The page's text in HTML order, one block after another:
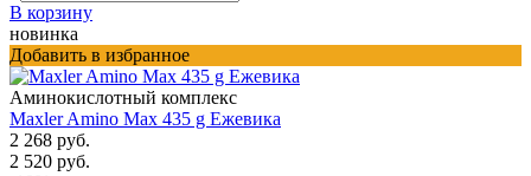
В корзину
новинка
Добавить в избранное
Аминокислотный комплекс
Maxler Amino Max 435 g Ежевика
2 268 руб.
2 520 руб.